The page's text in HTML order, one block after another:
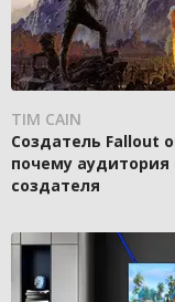
TIM CAIN
Создатель Fallout
почему
создателя